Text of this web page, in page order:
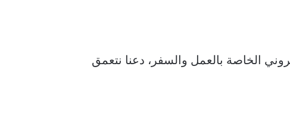
الخاصة بالعمل والسفر، دعنا نتعمق